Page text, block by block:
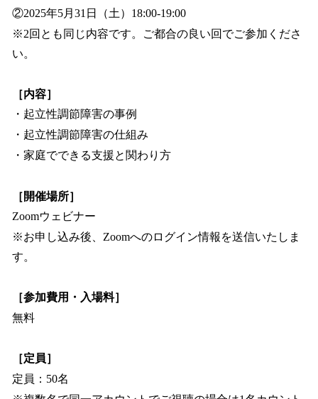
②2025年5月31日（土）18:00-19:00
※2回とも同じ内容です。ご都合の良い回でご参加くださ
い。
［内容］
・起立性調節障害の事例
・起立性調節障害の仕組み
・家庭でできる支援と関わり方
［開催場所］
Zoomウェビナー
※お申し込み後、Zoomへのログイン情報を送信いたしま
す。
［参加費用・入場料］
無料
［定員］
定員：50名